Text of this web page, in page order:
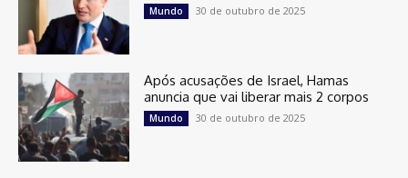
Mundo 30 de outubro de 2025
Após acusações de Israel, Hamas
anuncia que vai liberar mais 2 corpos
Mundo 30 de outubro de 2025